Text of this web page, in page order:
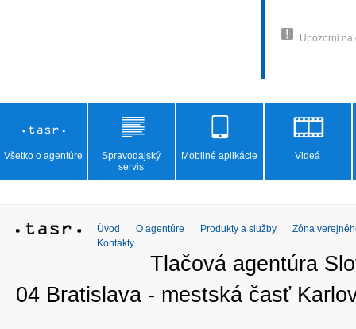
Upozorni na
Všetko o agentúre
Spravodajský
servis
Mobilné aplikácie Videá
Úvod O agentúre Produkty a služby
Zóna
Kontakty
Tlačová agentúra
04 Bratislava - mestská časť